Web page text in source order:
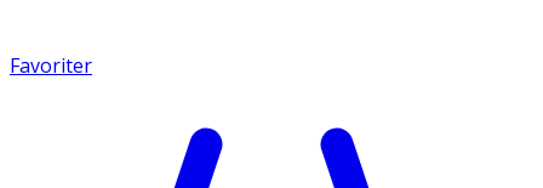
Favoriter